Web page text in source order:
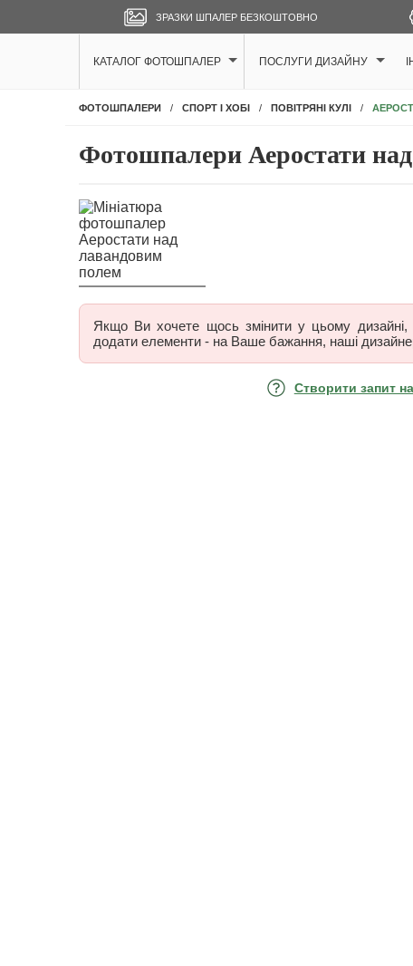
ЗРАЗКИ ШПАЛЕР БЕЗКОШТОВНО
КАТАЛОГ ФОТОШПАЛЕР ПОСЛУГИ ДИЗАЙНУ
ФОТОШПАЛЕРИ СПОРТ І ХОБІ ПОВІТРЯНІ КУЛІ
Фотошпалери Аеростати
Якщо Ви хочете щось змінити у цьому дизайні,
додати елементи - на Ваше бажання, наші
Створити запит